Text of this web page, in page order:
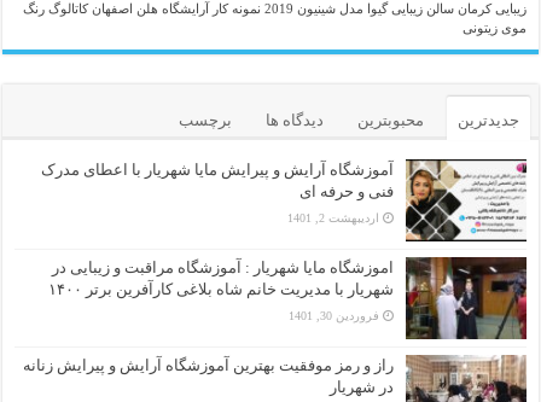
زیبایی کرمان سالن زیبایی گیوا مدل شینیون 2019 نمونه کار آرایشگاه هلن اصفهان کاتالوگ رنگ
موی زیتونی
جدیدترین محبوبترین دیدگاه ها برچسب
آموزشگاه آرایش و پیرایش مایا شهریار با اعطای مدرک
فنی و حرفه ای
اردیبهشت 2, 1401
اموزشگاه مایا شهریار : آموزشگاه مراقبت و زیبایی در
شهریار با مدیریت خانم شاه بلاغی کارآفرین برتر ۱۴۰۰
فروردین 30, 1401
راز و رمز موفقیت بهترین آموزشگاه آرایش و پیرایش زنانه
در شهریار